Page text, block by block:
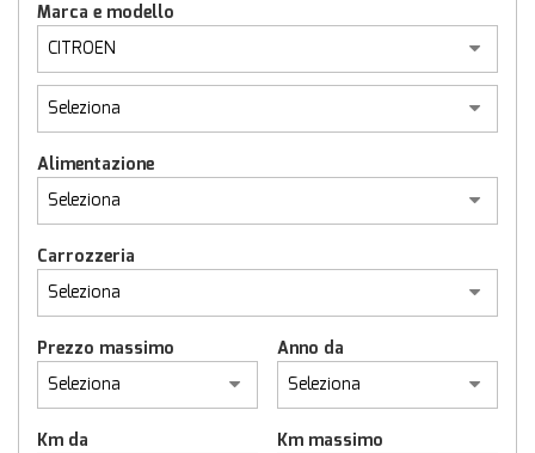
Marca e modello
Alimentazione
Carrozzeria
Prezzo massimo Anno da
Km da Km massimo